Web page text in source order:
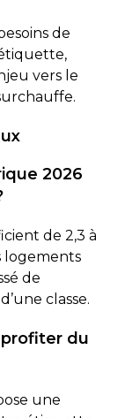
de
vers le
2026
de 2,3 à
logements
de
classe.
profiter du
une